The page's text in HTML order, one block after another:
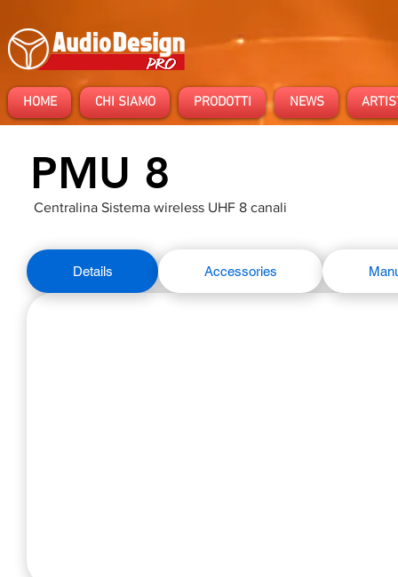
HOME CHI SIAMO PRODOTTI NEWS
PMU 8
Centralina Sistema wireless UHF 8 canali
Details Accessories